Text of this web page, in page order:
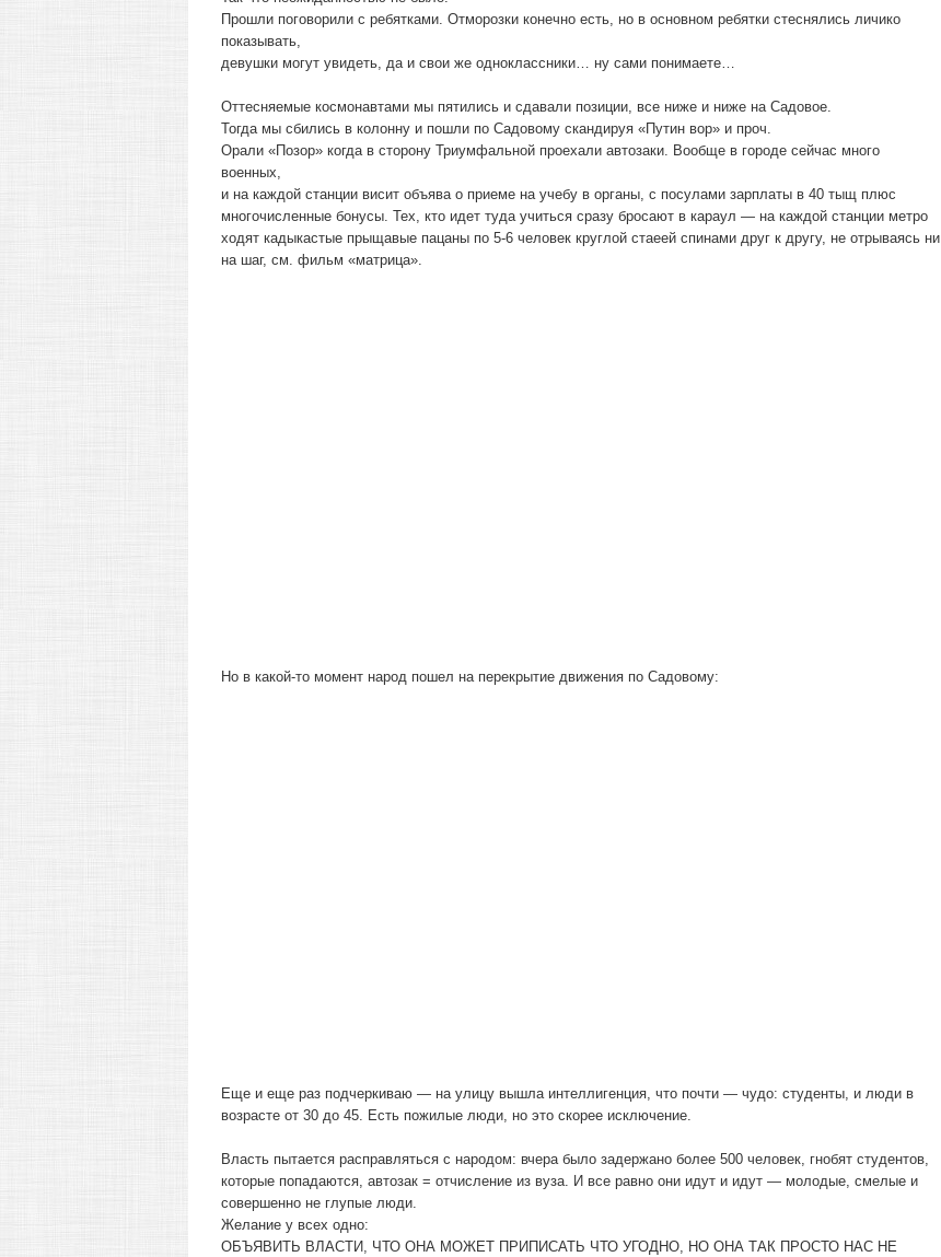
Прошли поговорили с ребятками. Отморозки конечно есть, но в основном ребятки стеснялись личико
показывать,
девушки могут увидеть, да и свои же одноклассники… ну сами понимаете…
Оттесняемые космонавтами мы пятились и сдавали позиции, все ниже и ниже на Садовое.
Тогда мы сбились в колонну и пошли по Садовому скандируя «Путин вор» и проч.
Орали «Позор» когда в сторону Триумфальной проехали автозаки. Вообще в городе сейчас много
военных,
и на каждой станции висит объява о приеме на учебу в органы, с посулами зарплаты в 40 тыщ плюс
многочисленные бонусы. Тех, кто идет туда учиться сразу бросают в караул — на каждой станции метро
ходят кадыкастые прыщавые пацаны по 5-6 человек круглой стаеей спинами друг к другу, не отрываясь ни
на шаг, см. фильм «матрица».
Но в какой-то момент народ пошел на перекрытие движения по Садовому:
Еще и еще раз подчеркиваю — на улицу вышла интеллигенция, что почти — чудо: студенты, и люди в
возрасте от 30 до 45. Есть пожилые люди, но это скорее исключение.
Власть пытается расправляться с народом: вчера было задержано более 500 человек, гнобят студентов,
которые попадаются, автозак = отчисление из вуза. И все равно они идут и идут — молодые, смелые и
совершенно не глупые люди.
Желание у всех одно:
ОБЪЯВИТЬ ВЛАСТИ, ЧТО ОНА МОЖЕТ ПРИПИСАТЬ ЧТО УГОДНО, НО ОНА ТАК ПРОСТО НАС НЕ